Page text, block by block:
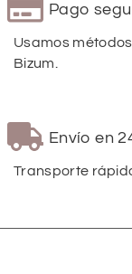
Pago
Usamos
Bizum.
Envío en
Transporte